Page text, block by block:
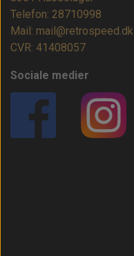
Telefon: 28710998
Mail: mail@retrospeed.dk
CVR: 41408057
Sociale medier